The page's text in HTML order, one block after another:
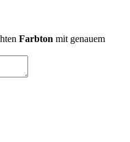
Farbton mit genauem